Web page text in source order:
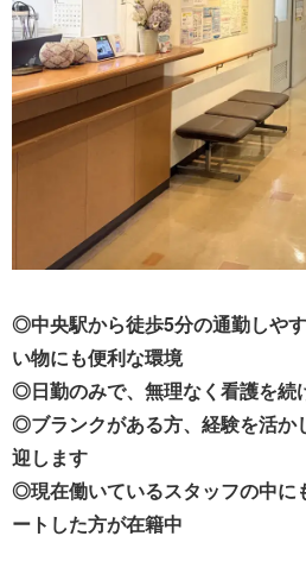
◎中央駅から徒歩5分の通勤しや
い物にも便利な環境
◎日勤のみで、無理なく看護を続
◎ブランクがある方、経験を活か
迎します
◎現在働いているスタッフの中に
ートした方が在籍中